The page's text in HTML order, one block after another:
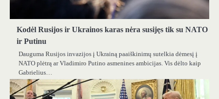
Kodėl Rusijos ir Ukrainos karas nėra susijęs tik su NATO
ir Putinu
Dauguma Rusijos invazijos į Ukrainą paaiškinimų sutelkia dėmesį į
NATO plėtrą ar Vladimiro Putino asmenines ambicijas. Vis dėlto kaip
Gabrielius…